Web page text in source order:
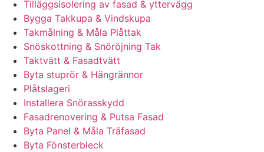
Tilläggsisolering av fasad & yttervägg
Bygga Takkupa & Vindskupa
Takmålning & Måla Plåttak
Snöskottning & Snöröjning Tak
Taktvätt & Fasadtvätt
Byta stuprör & Hängrännor
Plåtslageri
Installera Snörasskydd
Fasadrenovering & Putsa Fasad
Byta Panel & Måla Träfasad
Byta Fönsterbleck